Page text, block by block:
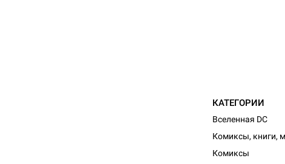
КАТЕГОРИИ
Вселенная DC
Комиксы, книги,
Комиксы
Настольная игра Hobby World Монстры